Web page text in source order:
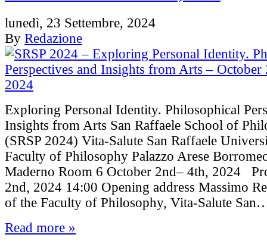
lunedì, 23 Settembre, 2024
By Redazione
Exploring Personal Identity. Philosophical
Insights from Arts San Raffaele School of
(SRSP 2024) Vita-Salute San Raffaele
Faculty of Philosophy Palazzo Arese
Maderno Room 6 October 2nd– 4th, 2024
2nd, 2024 14:00 Opening address Massimo
of the Faculty of Philosophy, Vita-Salute
Read more »